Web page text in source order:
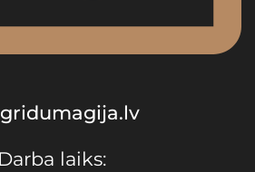
Darba laiks: